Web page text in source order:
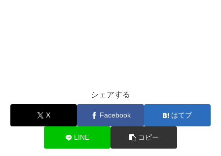
シェアする
X Facebook はてブ
LINE コピー